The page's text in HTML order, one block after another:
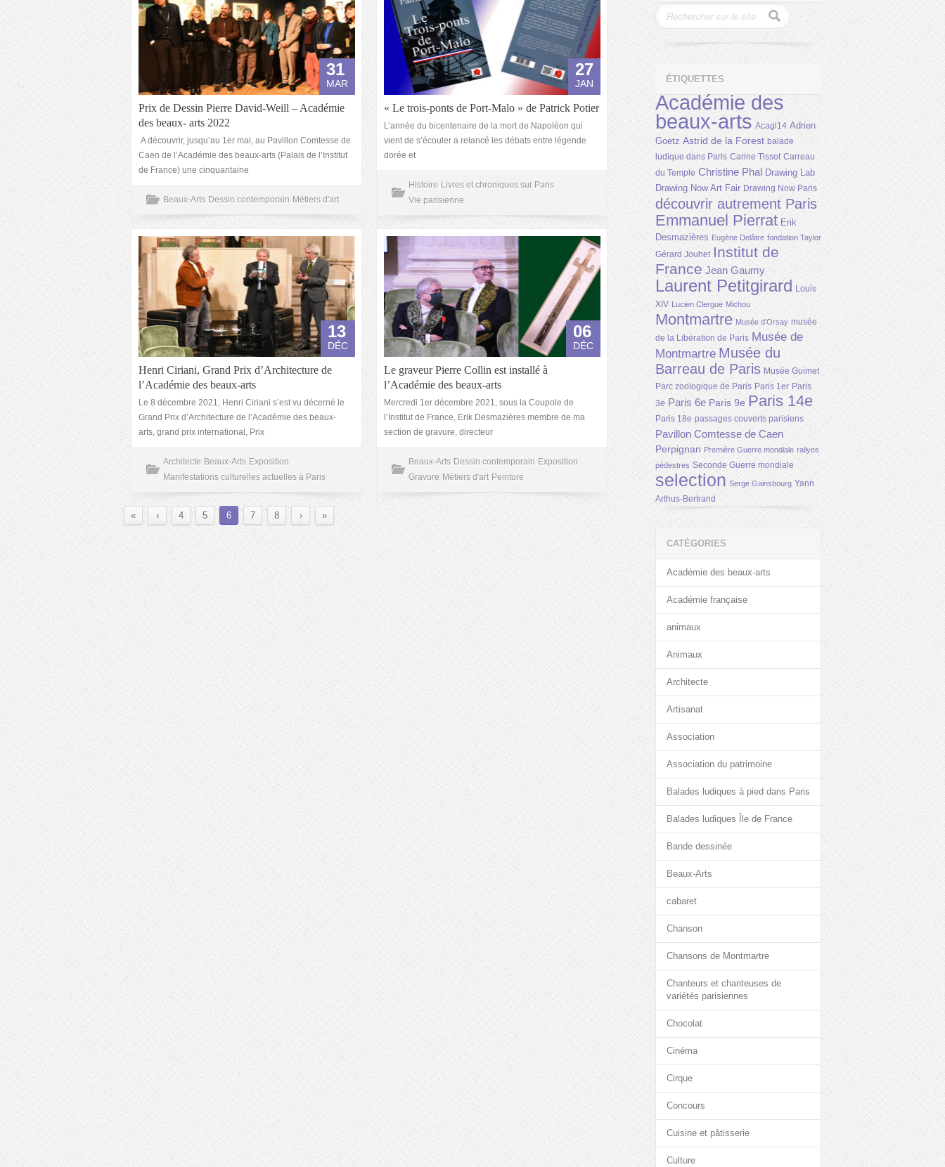
31
MAR
Prix de Dessin Pierre David-Weill – Académie
des beaux- arts 2022
A découvrir, jusqu’au 1er mai, au Pavillon Comtesse de
Caen de l’Académie des beaux-arts (Palais de l’Institut
de France) une cinquantaine
Beaux-Arts Dessin contemporain Métiers d'art
27
JAN
« Le trois-ponts de Port-Malo » de Patrick Potier
L’année du bicentenaire de la mort de Napoléon qui
vient de s’écouler a relancé les débats entre légende
dorée et
Histoire Livres et chroniques sur Paris
Vie parisienne
13
DÉC
Henri Ciriani, Grand Prix d’Architecture de
l’Académie des beaux-arts
Le 8 décembre 2021, Henri Ciriani s’est vu décerné le
Grand Prix d’Architecture de l’Académie des beaux-
arts, grand prix international, Prix
Architecte Beaux-Arts Exposition
Manifestations culturelles actuelles à Paris
06
DÉC
Le graveur Pierre Collin est installé à
l’Académie des beaux-arts
Mercredi 1er décembre 2021, sous la Coupole de
l’Institut de France, Erik Desmazières membre de ma
section de gravure, directeur
Beaux-Arts Dessin contemporain Exposition
Gravure Métiers d'art Peinture
« ‹ 4 5 6 7 8 › »
ÉTIQUETTES
Académie des
beaux-arts Acagl14 Adrien
Goetz Astrid de la Forest balade
ludique dans Paris Carine Tissot Carreau
du Temple Christine Phal Drawing Lab
Drawing Now Art Fair Drawing Now Paris
découvrir autrement Paris
Emmanuel Pierrat Erik
Desmazières Eugène Delâtre fondation Taylor
Gérard Jouhet Institut de
France Jean Gaumy
Laurent Petitgirard Louis
XIV Lucien Clergue Michou
Montmartre Musée d'Orsay musée
de la Libération de Paris Musée de
Montmartre Musée du
Barreau de Paris Musée Guimet
Parc zoologique de Paris Paris 1er Paris
3e Paris 6e Paris 9e Paris 14e
Paris 18e passages couverts parisiens
Pavillon Comtesse de Caen
Perpignan Première Guerre mondiale rallyes
pédestres Seconde Guerre mondiale
selection Serge Gainsbourg Yann
Arthus-Bertrand
CATÉGORIES
Académie des beaux-arts
Académie française
animaux
Animaux
Architecte
Artisanat
Association
Association du patrimoine
Balades ludiques à pied dans Paris
Balades ludiques Île de France
Bande dessinée
Beaux-Arts
cabaret
Chanson
Chansons de Montmartre
Chanteurs et chanteuses de
variétés parisiennes
Chocolat
Cinéma
Cirque
Concours
Cuisine et pâtisserie
Culture